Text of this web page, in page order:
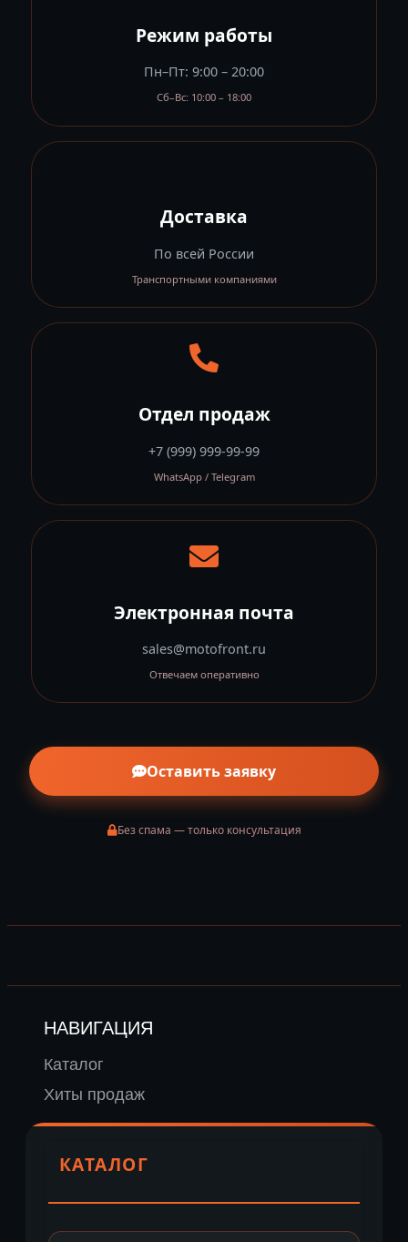
Режим работы
Пн–Пт: 9:00 – 20:00
Сб–Вс: 10:00 – 18:00
Доставка
По всей России
Транспортными компаниями
Отдел продаж
+7 (999) 999-99-99
WhatsApp / Telegram
Электронная почта
sales@motofront.ru
Отвечаем оперативно
Оставить заявку
Без спама — только консультация
НАВИГАЦИЯ
Каталог
Хиты продаж
КАТАЛОГ